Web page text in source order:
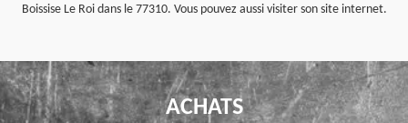
Boissise Le Roi dans le 77310. Vous pouvez aussi visiter son site internet.
ACHATS